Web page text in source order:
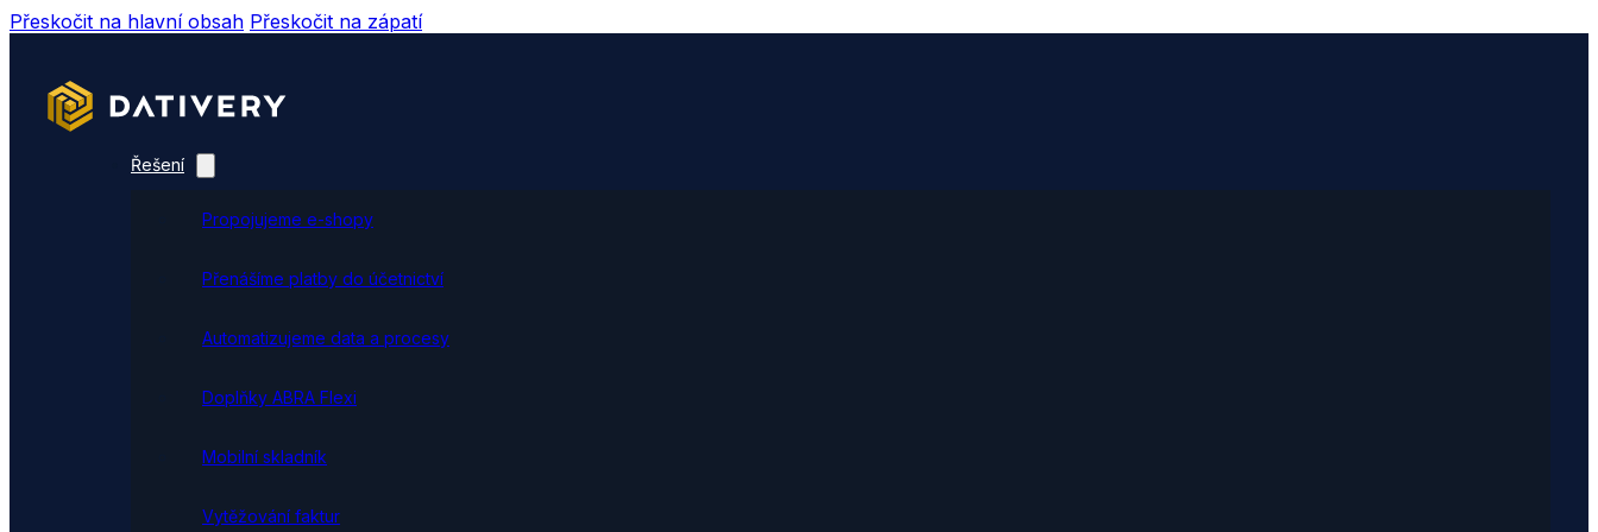
Přeskočit na hlavní obsah Přeskočit na zápatí
Řešení
Propojujeme e-shopy
Přenášíme platby do účetnictví
Automatizujeme data a procesy
Doplňky ABRA Flexi
Mobilní skladník
Vytěžování faktur